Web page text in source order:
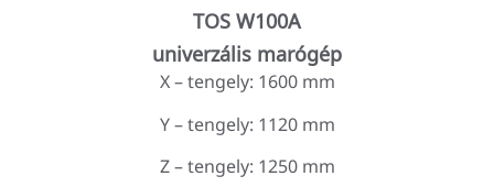
TOS W100A
univerzális marógép
X – tengely: 1600 mm
Y – tengely: 1120 mm
Z – tengely: 1250 mm